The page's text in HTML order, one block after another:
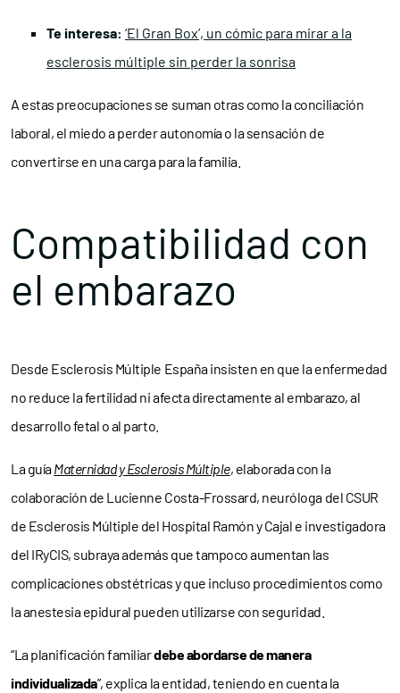
Te interesa: ‘El Gran Box’, un cómic para mirar a la
esclerosis múltiple sin perder la sonrisa
A estas preocupaciones se suman otras como la conciliación
laboral, el miedo a perder autonomía o la sensación de
convertirse en una carga para la familia.
Compatibilidad con
el embarazo
Desde Esclerosis Múltiple España insisten en que la enfermedad
no reduce la fertilidad ni afecta directamente al embarazo, al
desarrollo fetal o al parto.
La guíaMaternidad y Esclerosis Múltiple, elaborada con la
colaboración de Lucienne Costa-Frossard, neuróloga del CSUR
de Esclerosis Múltiple del Hospital Ramón y Cajal e investigadora
del IRyCIS, subraya además que tampoco aumentan las
complicaciones obstétricas y que incluso procedimientos como
la anestesia epidural pueden utilizarse con seguridad.
“La planificación familiardebe abordarse de manera
individualizada”, explica la entidad, teniendo en cuenta la